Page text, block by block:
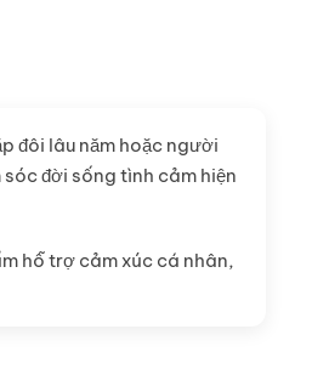
đôi lâu năm hoặc người
đời sống tình cảm hiện
hỗ trợ cảm xúc cá nhân,